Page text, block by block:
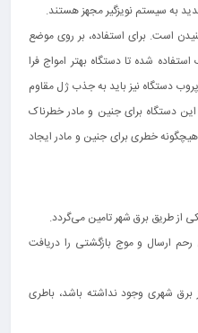
به سیستم نویزگیر مجهز هستند.
است. برای استفاده، بر روی موضع
شده تا دستگاه بهتر امواج فرا
دستگاه نیز باید به جذب ژل مقاوم
دستگاه برای جنین و مادر خطرناک
خطری برای جنین و مادر ایجاد
رحم ارسال و موج بازگشتی را دریافت
برق شهری وجود نداشته باشد، باطری